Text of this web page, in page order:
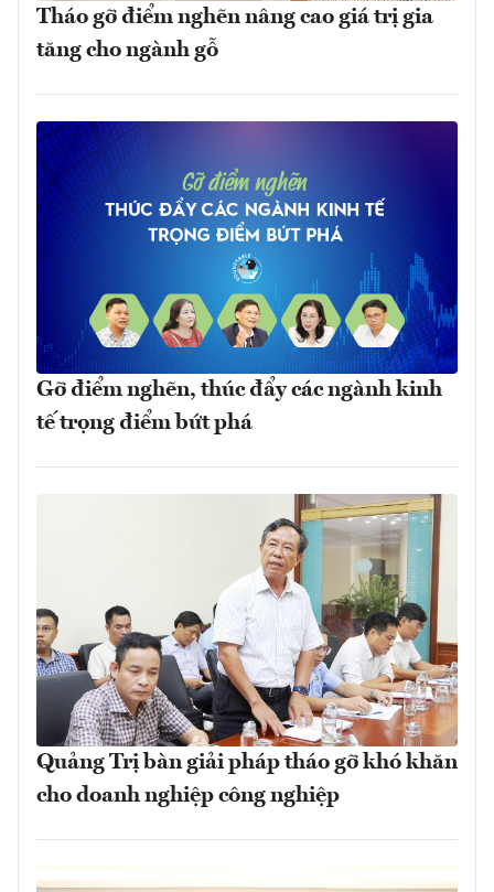
Tháo gỡ điểm nghẽn nâng cao giá trị gia
tăng cho ngành gỗ
Gỡ điểm nghẽn, thúc đẩy các ngành kinh
tế trọng điểm bứt phá
Quảng Trị bàn giải pháp tháo gỡ khó khăn
cho doanh nghiệp công nghiệp